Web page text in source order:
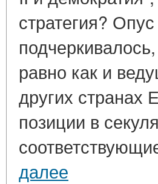
стратегия?
равно как и
других странах
позиции в
далее